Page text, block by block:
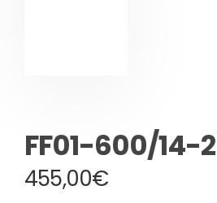
FF01-600/14-
455,00€